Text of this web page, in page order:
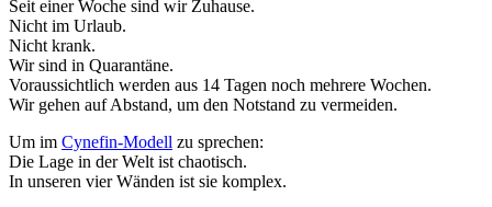
Seit einer Woche sind wir Zuhause.
Nicht im Urlaub.
Nicht krank.
Wir sind in Quarantäne.
Voraussichtlich werden aus 14 Tagen noch mehrere Wochen.
Wir gehen auf Abstand, um den Notstand zu vermeiden.
Um im Cynefin-Modell zu sprechen:
Die Lage in der Welt ist chaotisch.
In unseren vier Wänden ist sie komplex.